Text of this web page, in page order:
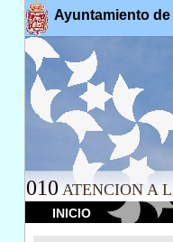
Ayuntamiento de
010 ATENCION A
INICIO